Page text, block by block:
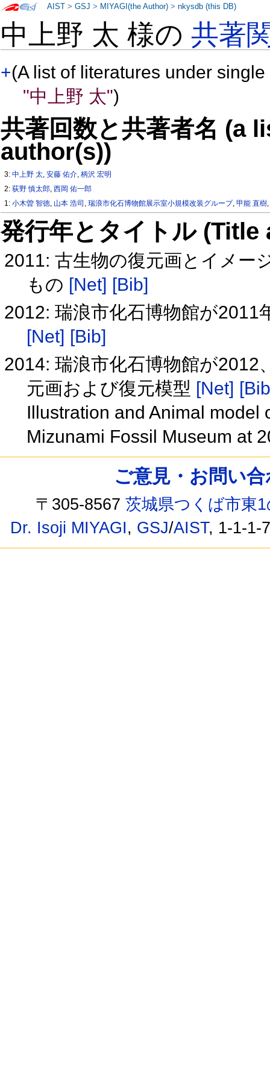
中上野 太 様の共著
+(A list of literatures under
"中上野 太")
共著回数と共著者名 (a
author(s))
3:中上野 太,安藤 佑介,柄沢 宏明
2:荻野 慎太郎,西岡 佑一郎
1:小木曽 智徳, 山本 浩司 ,瑞浪市化石博物館展示室小規模改装グループ,甲能 直樹
発行年とタイトル
2011: 古生物の復元画とイメー
もの [Net] [Bib]
2012: 瑞浪市化石博物館が
[Net] [Bib]
2014: 瑞浪市化石博物館が2012
元画および復元模型 [Net]
Illustration and Animal model
Mizunami Fossil Museum at
AIST >GSJ > MIYAGI(the Author) >nkysdb (this DB)
ご意見・お問い
〒305-8567茨城県つくば市東
Dr. Isoji MIYAGI, GSJ/AIST, 1-1-1-